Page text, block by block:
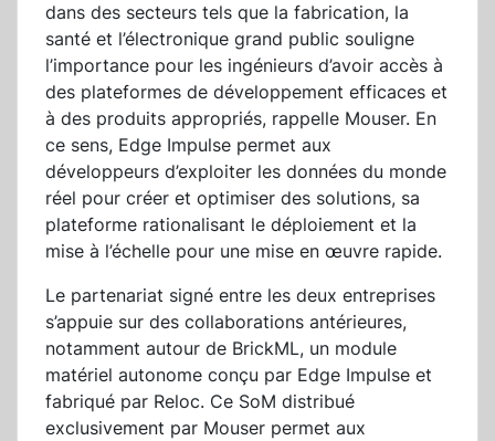
dans des secteurs tels que la fabrication, la
santé et l’électronique grand public souligne
l’importance pour les ingénieurs d’avoir accès à
des plateformes de développement efficaces et
à des produits appropriés, rappelle Mouser. En
ce sens, Edge Impulse permet aux
développeurs d’exploiter les données du monde
réel pour créer et optimiser des solutions, sa
plateforme rationalisant le déploiement et la
mise à l’échelle pour une mise en œuvre rapide.
Le partenariat signé entre les deux entreprises
s’appuie sur des collaborations antérieures,
notamment autour de BrickML, un module
matériel autonome conçu par Edge Impulse et
fabriqué par Reloc. Ce SoM distribué
exclusivement par Mouser permet aux